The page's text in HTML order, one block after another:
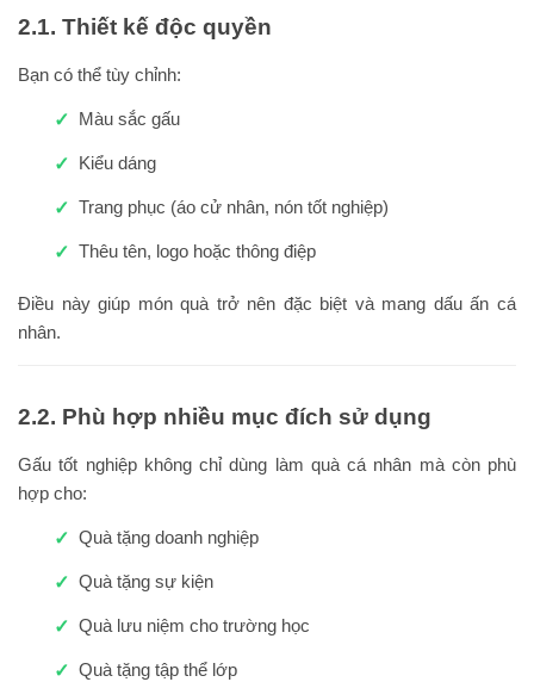
2.1. Thiết kế độc quyền
Bạn có thể tùy chỉnh:
Màu sắc gấu
Kiểu dáng
Trang phục (áo cử nhân, nón tốt nghiệp)
Thêu tên, logo hoặc thông điệp
Điều này giúp món quà trở nên đặc biệt và mang dấu ấn cá
nhân.
2.2. Phù hợp nhiều mục đích sử dụng
Gấu tốt nghiệp không chỉ dùng làm quà cá nhân mà còn phù
hợp cho:
Quà tặng doanh nghiệp
Quà tặng sự kiện
Quà lưu niệm cho trường học
Quà tặng tập thể lớp